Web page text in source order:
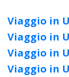
Viaggio in
Viaggio in
Viaggio in
Viaggio in